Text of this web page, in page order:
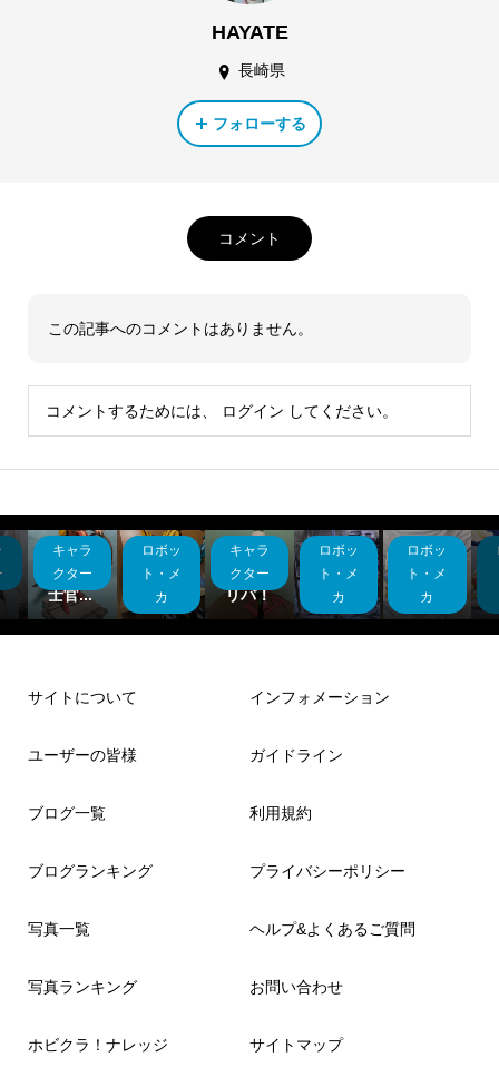
HAYATE
長崎県
フォローする
コメント
この記事へのコメントはありません。
コメントするためには、 ログイン してください。
キャラ
クター
ネオジ
オン軍
士官...
ロボッ
ト・メ
カ
BB戦
士 フ
ェネ...
キャラ
クター
ガタキ
リバ！
ロボッ
ト・メ
カ
初投稿
こんな
部屋...
ロボッ
ト・メ
カ
30MF
シリー
サイトについて
ユーザーの皆様
ブログ一覧
ブログランキング
写真一覧
写真ランキング
ホビクラ！ナレッジ
インフォメーション
ガイドライン
利用規約
プライバシーポリシー
ヘルプ&よくあるご質問
お問い合わせ
サイトマップ